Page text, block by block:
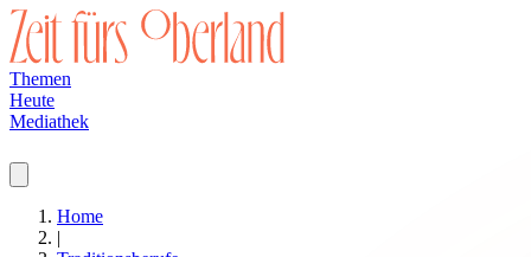
Themen
Heute
Mediathek
Home
|